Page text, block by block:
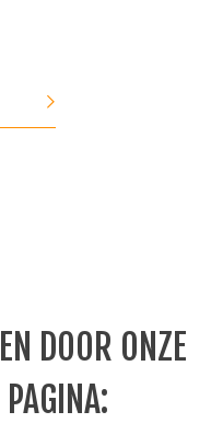
DOOR ONZE
PAGINA: